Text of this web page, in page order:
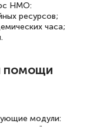
ЕГЭ по
Много
Это
НМО:
ресурсов;
часа;
помощи
модули: